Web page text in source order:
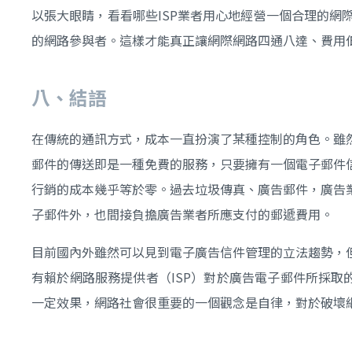
以張大眼睛，看看哪些ISP業者用心地經營一個合理的
的網路參與者。這樣才能真正讓網際網路四通八達、費
八、結語
在傳統的通訊方式，成本一直扮演了某種控制的角色。
郵件的傳送即是一種免費的服務，只要擁有一個電子郵
行銷的成本幾乎等於零。過去垃圾傳真、廣告郵件，廣
子郵件外，也間接負擔廣告業者所應支付的郵遞費用。
目前國內外雖然可以見到電子廣告信件管理的立法趨勢
有賴於網路服務提供者（ISP）對於廣告電子郵件所採
一定效果，網路社會很重要的一個觀念是自律，對於破